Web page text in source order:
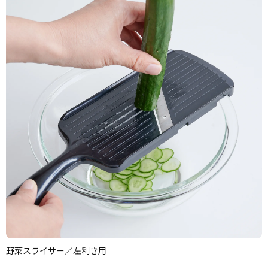
野菜スライサー／左利き用